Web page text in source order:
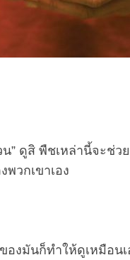
” ดูสิ พืชเหล่านี้จะช่ว
วกเขาเอง
องมันก็ทำให้ดูเหมือน